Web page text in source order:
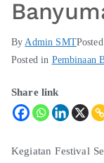
By Admin SMT
Posted in Pembinaan
Share link
Kegiatan Festival